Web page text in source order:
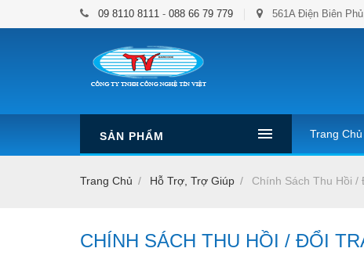
09 8110 8111 - 088 66 79 779 561A Điện Biên
SẢN PHẨM Trang Chủ
Trang Chủ Hỗ Trợ, Trợ Giúp Chính Sách Thu Hồi /
CHÍNH SÁCH THU HỒI / ĐỔI